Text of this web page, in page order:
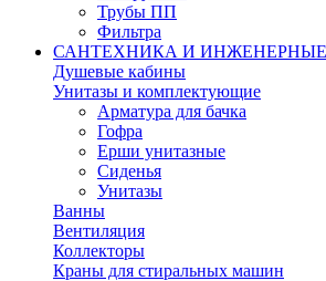
Трубы ПП
Фильтра
САНТЕХНИКА И
Душевые кабины
Унитазы и комплектующие
Арматура для бачка
Гофра
Ерши унитазные
Сиденья
Унитазы
Ванны
Вентиляция
Коллекторы
Краны для стиральных машин